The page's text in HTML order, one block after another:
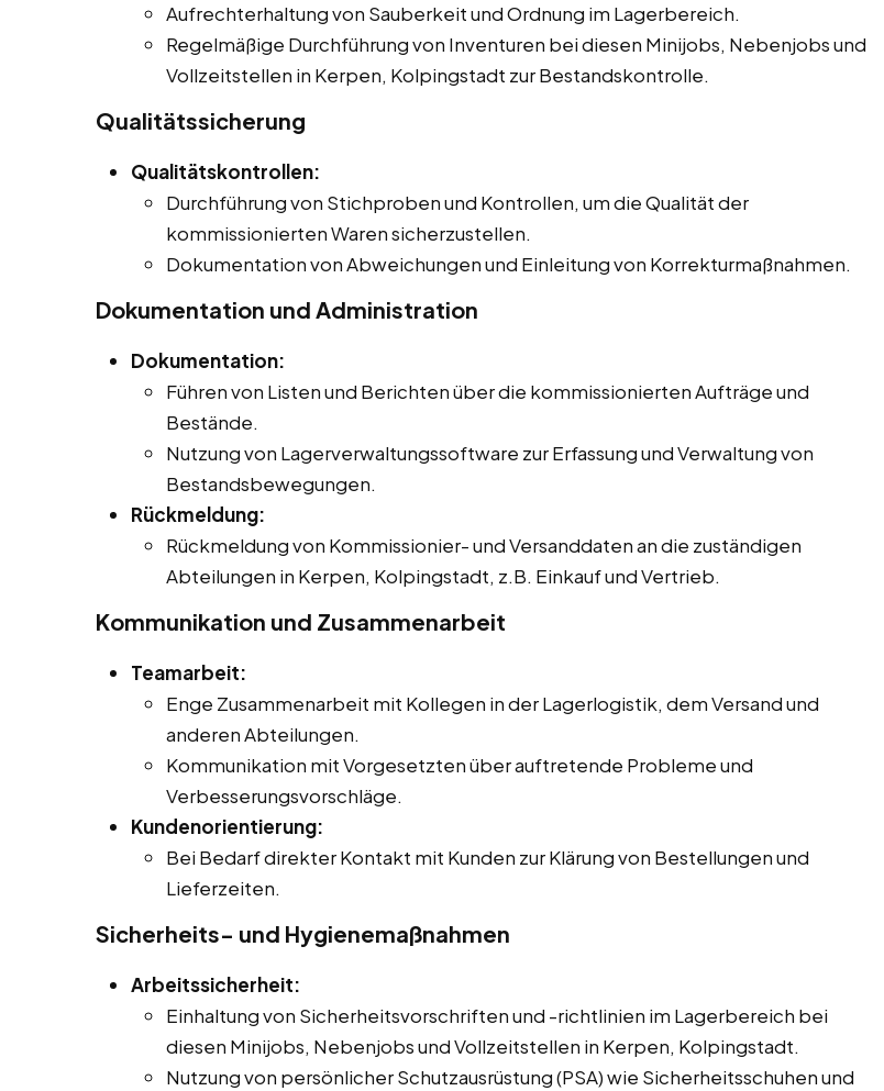
Aufrechterhaltung von Sauberkeit und Ordnung im Lagerbereich.
Regelmäßige Durchführung von Inventuren bei diesen Minijobs, Nebenjobs und
Vollzeitstellen in Kerpen, Kolpingstadt zur Bestandskontrolle.
Qualitätssicherung
Qualitätskontrollen:
Durchführung von Stichproben und Kontrollen, um die Qualität der
kommissionierten Waren sicherzustellen.
Dokumentation von Abweichungen und Einleitung von Korrekturmaßnahmen.
Dokumentation und Administration
Dokumentation:
Führen von Listen und Berichten über die kommissionierten Aufträge und
Bestände.
Nutzung von Lagerverwaltungssoftware zur Erfassung und Verwaltung von
Bestandsbewegungen.
Rückmeldung:
Rückmeldung von Kommissionier- und Versanddaten an die zuständigen
Abteilungen in Kerpen, Kolpingstadt, z.B. Einkauf und Vertrieb.
Kommunikation und Zusammenarbeit
Teamarbeit:
Enge Zusammenarbeit mit Kollegen in der Lagerlogistik, dem Versand und
anderen Abteilungen.
Kommunikation mit Vorgesetzten über auftretende Probleme und
Verbesserungsvorschläge.
Kundenorientierung:
Bei Bedarf direkter Kontakt mit Kunden zur Klärung von Bestellungen und
Lieferzeiten.
Sicherheits- und Hygienemaßnahmen
Arbeitssicherheit:
Einhaltung von Sicherheitsvorschriften und -richtlinien im Lagerbereich bei
diesen Minijobs, Nebenjobs und Vollzeitstellen in Kerpen, Kolpingstadt.
Nutzung von persönlicher Schutzausrüstung (PSA) wie Sicherheitsschuhen und